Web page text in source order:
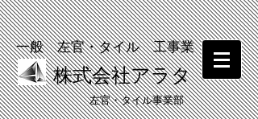
一般 左官・タイル 工事業
株式会社アラタ
​左官・タイル事業部